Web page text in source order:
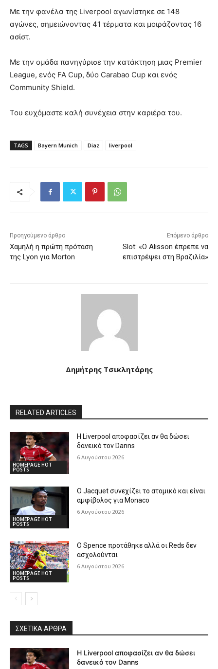
Με την φανέλα της Liverpool αγωνίστηκε σε 148
αγώνες, σημειώνοντας 41 τέρματα και μοιράζοντας 16
ασίστ.
Με την ομάδα πανηγύρισε την κατάκτηση μιας Premier
League, ενός FA Cup, δύο Carabao Cup και ενός
Community Shield.
Του ευχόμαστε καλή συνέχεια στην καριέρα του.
TAGS Bayern Munich Diaz liverpool
Προηγούμενο άρθρο
Χαμηλή η πρώτη πρόταση
της Lyon για Morton
Επόμενο άρθρο
Slot: «Ο Alisson έπρεπε να
επιστρέψει στη Βραζιλία»
Δημήτρης Τσικλητάρης
RELATED ARTICLES
HOMEPAGE HOT
POSTS
Η Liverpool αποφασίζει αν θα δώσει
δανεικό τον Danns
6 Αυγούστου 2026
HOMEPAGE HOT
POSTS
Ο Jacquet συνεχίζει το ατομικό και είναι
αμφίβολος για Monaco
6 Αυγούστου 2026
HOMEPAGE HOT
POSTS
Ο Spence προτάθηκε αλλά οι Reds δεν
ασχολούνται
6 Αυγούστου 2026
ΣΧΕΤΙΚΆ ΆΡΘΡΑ
Η Liverpool αποφασίζει αν θα δώσει
δανεικό τον Danns